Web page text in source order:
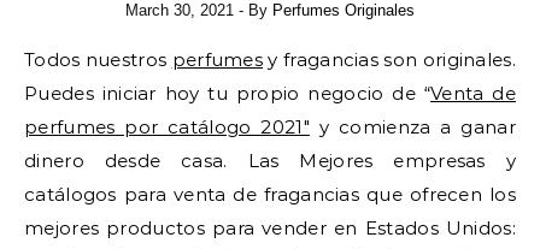
March 30, 2021 - By Perfumes Originales
Todos nuestros perfumes y fragancias son originales.
Puedes iniciar hoy tu propio negocio de “Venta de
perfumes por catálogo 2021″ y comienza a ganar
dinero desde casa. Las Mejores empresas y
catálogos para venta de fragancias que ofrecen los
mejores productos para vender en Estados Unidos: